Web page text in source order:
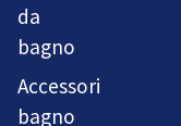
da
bagno
Accessori
bagno